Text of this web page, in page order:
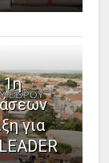
1η
για